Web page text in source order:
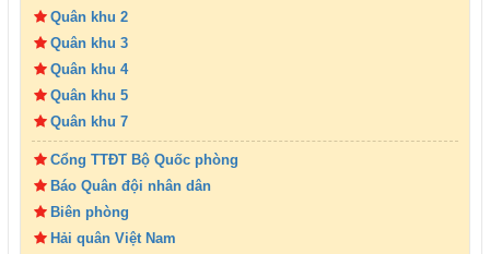
Quân khu 2
Quân khu 3
Quân khu 4
Quân khu 5
Quân khu 7
Cổng TTĐT Bộ Quốc phòng
Báo Quân đội nhân dân
Biên phòng
Hải quân Việt Nam